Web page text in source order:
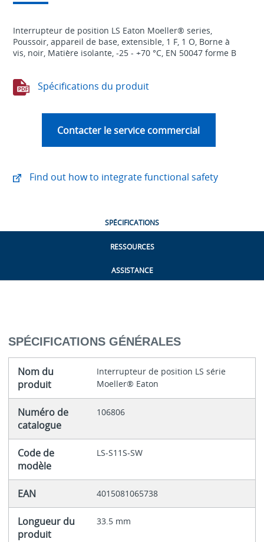
Interrupteur de position LS Eaton Moeller® series,
Poussoir, appareil de base, extensible, 1 F, 1 O, Borne à
vis, noir, Matière isolante, -25 - +70 °C, EN 50047 forme B
Spécifications du produit
Contacter le service commercial
Find out how to integrate functional safety
SPÉCIFICATIONS
RESSOURCES
ASSISTANCE
SPÉCIFICATIONS GÉNÉRALES
Nom du
produit
Interrupteur de position LS série
Moeller® Eaton
Numéro de
catalogue
106806
Code de
modèle
LS-S11S-SW
EAN 4015081065738
Longueur du
produit
33.5 mm